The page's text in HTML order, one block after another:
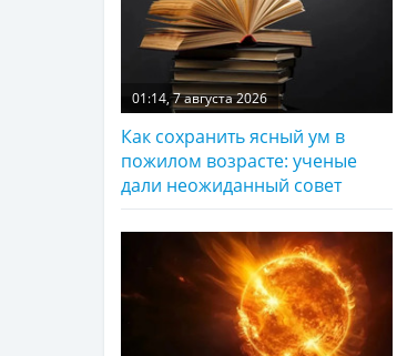
01:14, 7 августа 2026
Как сохранить ясный ум в
пожилом возрасте: ученые
дали неожиданный совет